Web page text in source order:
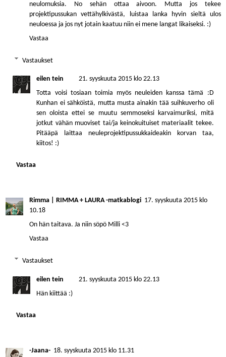
neulomuksia. No sehän ottaa aivoon. Mutta jos tekee
projektipussukan vettähylkivästä, luistaa lanka hyvin sieltä ulos
neuloessa ja jos nyt jotain kaatuu niin ei mene langat likaiseksi. :)
Vastaa
Vastaukset
eilen tein
21. syyskuuta 2015 klo 22.13
Totta voisi tosiaan toimia myös neuleiden kanssa tämä :D
Kunhan ei sähköistä, mutta musta ainakin tää suihkuverho oli
sen oloista ettei se muutu semmoseksi karvaimuriksi, mitä
jotkut vähän muoviset tai/ja keinokuituiset materiaalit tekee.
Pitääpä laittaa neuleprojektipussukkaideakin korvan taa,
kiitos! :)
Vastaa
Rimma | RIMMA + LAURA -matkablogi 17. syyskuuta 2015 klo
10.18
On hän taitava. Ja niin söpö Milli <3
Vastaa
Vastaukset
eilen tein
21. syyskuuta 2015 klo 22.13
Hän kiittää :)
Vastaa
-Jaana- 18. syyskuuta 2015 klo 11.31